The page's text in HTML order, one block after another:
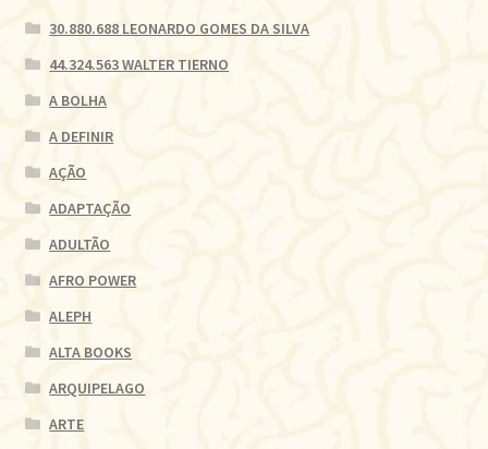
30.880.688 LEONARDO GOMES DA SILVA
44.324.563 WALTER TIERNO
A BOLHA
A DEFINIR
AÇÃO
ADAPTAÇÃO
ADULTÃO
AFRO POWER
ALEPH
ALTA BOOKS
ARQUIPELAGO
ARTE